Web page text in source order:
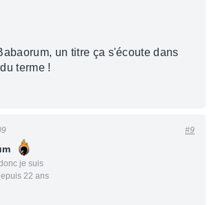
un titre ça s'écoute dans
terme !
je suis
22 ans
#9